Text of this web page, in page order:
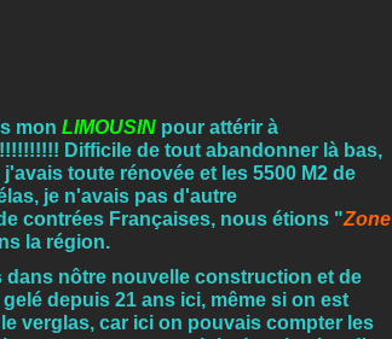
mon LIMOUSIN pour attérir à
Difficile de tout abandonner là bas,
toute rénovée et les 5500 M2 de
je n'avais pas d'autre
contrées Françaises, nous étions "Zone
la région.
dans nôtre nouvelle construction et de
depuis 21 ans ici, même si on est
verglas, car ici on pouvais compter les